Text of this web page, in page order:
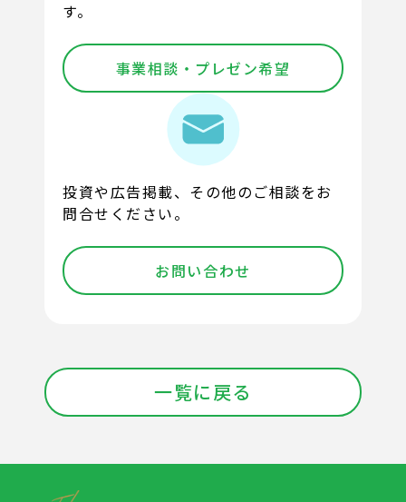
す。
事業相談・プレゼン希望
投資や広告掲載、その他のご相談をお
問合せください。
お問い合わせ
一覧に戻る